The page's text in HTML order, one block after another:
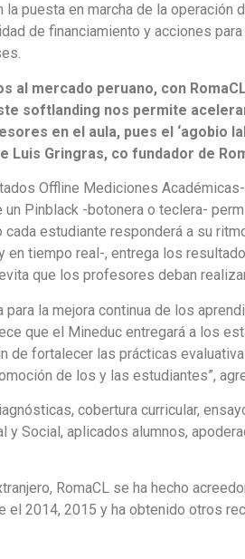
puesta en marcha de la
de financiamiento y acciones
al mercado peruano, con
softlanding nos permite
en el aula, pues el ‘agobio
Luis Gringras, co fundador de
Offline Mediciones
Pinblack -botonera o teclera-
estudiante responderá a su
tiempo real-, entrega los
que los profesores deban
para la mejora continua de los
que el Mineduc entregará a los
de fortalecer las prácticas
de los y las estudiantes”,
cobertura curricular,
Social, aplicados alumnos,
RomaCL se ha hecho
el 2014, 2015 y ha obtenido otros